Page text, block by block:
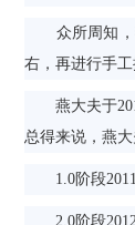
众所周知，燕
右，再进行手
燕大夫于2011
总得来说，燕
1.0阶段2011
2.0阶段2012